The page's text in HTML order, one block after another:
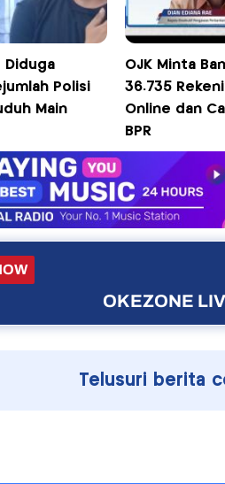
Diduga
Polisi
Main
OJK Minta
36.735
Online dan
BPR
OKEZONE
Telusuri berita